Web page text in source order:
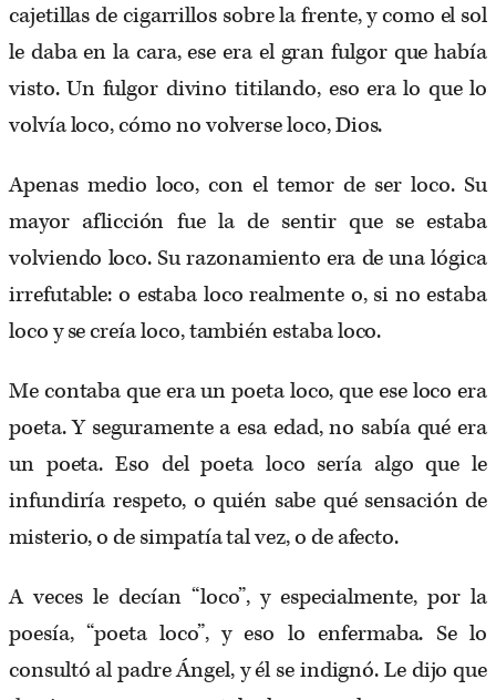
cajetillas de cigarrillos sobre la frente, y como el sol
le daba en la cara, ese era el gran fulgor que había
visto. Un fulgor divino titilando, eso era lo que lo
volvía loco, cómo no volverse loco, Dios.
Apenas medio loco, con el temor de ser loco. Su
mayor aflicción fue la de sentir que se estaba
volviendo loco. Su razonamiento era de una lógica
irrefutable: o estaba loco realmente o, si no estaba
loco y se creía loco, también estaba loco.
Me contaba que era un poeta loco, que ese loco era
poeta. Y seguramente a esa edad, no sabía qué era
un poeta. Eso del poeta loco sería algo que le
infundiría respeto, o quién sabe qué sensación de
misterio, o de simpatía tal vez, o de afecto.
A veces le decían “loco”, y especialmente, por la
poesía, “poeta loco”, y eso lo enfermaba. Se lo
consultó al padre Ángel, y él se indignó. Le dijo que